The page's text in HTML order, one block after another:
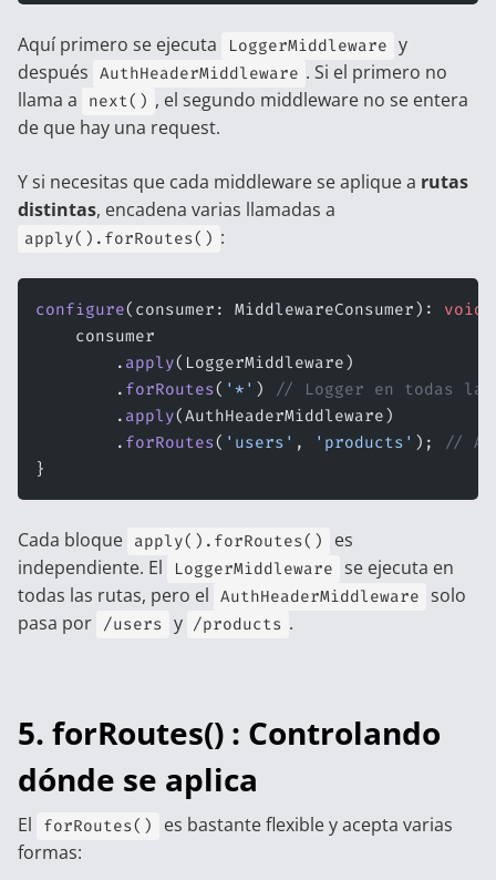
Aquí primero se ejecuta LoggerMiddleware y
después AuthHeaderMiddleware . Si el primero no
llama a
next() , el segundo middleware no se entera
de que hay una request.
Y si necesitas que cada middleware se aplique a rutas
distintas, encadena varias llamadas a
apply().forRoutes() :
configure(consumer: MiddlewareConsumer): void
    consumer
        .
apply(LoggerMiddleware)
        .
forRoutes( '*' )
// Logger en todas
        .
apply(AuthHeaderMiddleware)
        .
forRoutes( 'users' , 'products' );
//
}
Cada bloque apply().forRoutes()
es
independiente. El
LoggerMiddleware se ejecuta en
todas las rutas, pero el AuthHeaderMiddleware solo
pasa por /users y /products .
5. forRoutes() : Controlando
dónde se aplica
El forRoutes()
es bastante flexible y acepta varias
formas: